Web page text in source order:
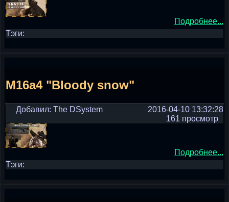
Подробнее...
Тэги:
M16a4 "Bloody snow"
Добавил: The DSystem
2016-04-10 13:32:28
161 просмотр
Подробнее...
Тэги: